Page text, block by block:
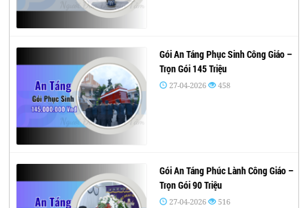
Gói An Táng Phục Sinh Công Giáo –
Trọn Gói 145 Triệu
27-04-2026 458
Gói An Táng Phúc Lành Công Giáo –
Trọn Gói 90 Triệu
27-04-2026 516